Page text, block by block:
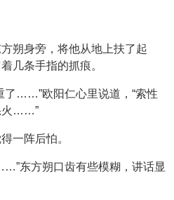
朔身旁，将他从地上扶了起
几条手指的抓痕。
了……”欧阳仁心里说道，“索性
火……”
一阵后怕。
东方朔口齿有些模糊，讲话显